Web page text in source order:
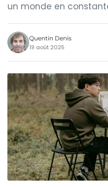
un monde en
Quentin Denis
19 août 2025